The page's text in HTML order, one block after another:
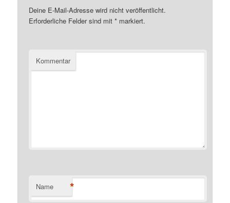
Deine E-Mail-Adresse wird nicht veröffentlicht.
Erforderliche Felder sind mit* markiert.
Kommentar
Name *